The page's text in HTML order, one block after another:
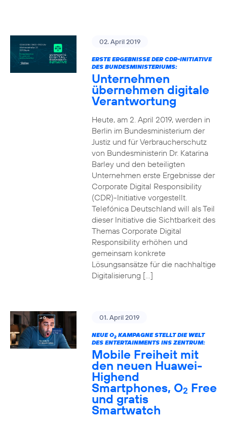
02. April 2019
ERSTE ERGEBNISSE DER CDR-INITIATIVE
DES BUNDESMINISTERIUMS:
Unternehmen
übernehmen digitale
Verantwortung
Heute, am 2. April 2019, werden in
Berlin im Bundesministerium der
Justiz und für Verbraucherschutz
von Bundesministerin Dr. Katarina
Barley und den beteiligten
Unternehmen erste Ergebnisse der
Corporate Digital Responsibility
(CDR)-Initiative vorgestellt.
Telefónica Deutschland will als Teil
dieser Initiative die Sichtbarkeit des
Themas Corporate Digital
Responsibility erhöhen und
gemeinsam konkrete
Lösungsansätze für die nachhaltige
Digitalisierung […]
01. April 2019
NEUE O2KAMPAGNE STELLT DIE WELT
DES ENTERTAINMENTS INS ZENTRUM:
Mobile Freiheit mit
den neuen Huawei-
Highend
Smartphones, O2 Free
und gratis
Smartwatch